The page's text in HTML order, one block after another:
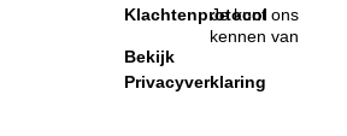
Bekijk
Privacyverklaring
Klachtenprotocol
Je kunt ons
kennen van